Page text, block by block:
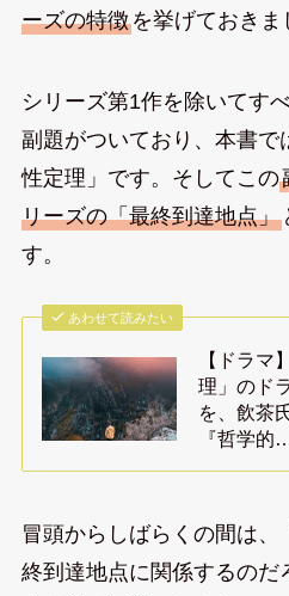
ーズの特徴を挙げておきま
シリーズ第1作を除いてす
副題がついており、本書で
性定理」です。そしてこの
リーズの「最終到達地点」
す。
あわせて読みたい
【ドラマ
理」のド
を、飲茶
『哲学的
冒頭からしばらくの間は、
終到達地点に関係するのだ